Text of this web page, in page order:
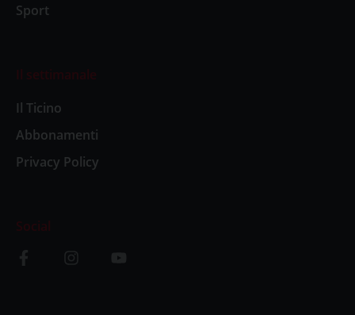
Sport
Il settimanale
Il Ticino
Abbonamenti
Privacy Policy
Social